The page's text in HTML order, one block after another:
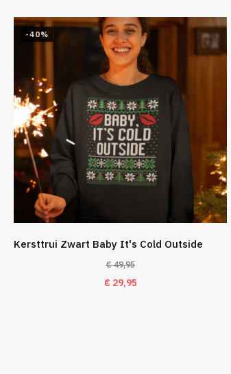
-40%
Kersttrui Zwart Baby It's Cold Outside
€49,95
Oorspronkelijke
€29,95Huidige